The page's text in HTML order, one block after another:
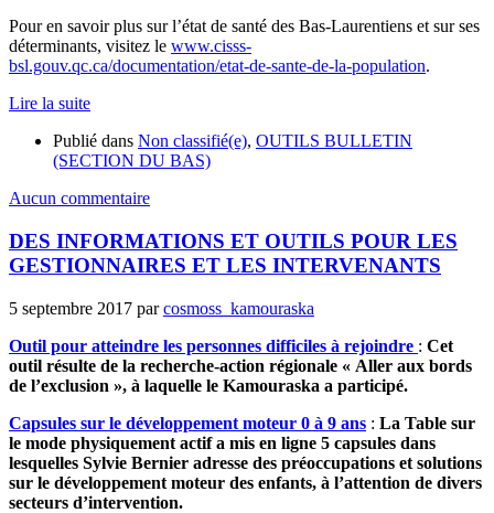
Pour en savoir plus sur l’état de santé des Bas-Laurentiens et sur ses
déterminants, visitez le www.cisss-
bsl.gouv.qc.ca/documentation/etat-de-sante-de-la-population.
Lire la suite
Publié dans Non classifié(e), OUTILS BULLETIN
(SECTION DU BAS)
Aucun commentaire
DES INFORMATIONS ET OUTILS POUR LES
GESTIONNAIRES ET LES INTERVENANTS
5 septembre 2017 parcosmoss_kamouraska
Outil pour atteindre les personnes difficiles à rejoindre : Cet
outil résulte de la recherche-action régionale « Aller aux bords
de l’exclusion », à laquelle le Kamouraska a participé.
Capsules sur le développement moteur 0 à 9 ans : La Table sur
le mode physiquement actif a mis en ligne 5 capsules dans
lesquelles Sylvie Bernier adresse des préoccupations et solutions
sur le développement moteur des enfants, à l’attention de divers
secteurs d’intervention.